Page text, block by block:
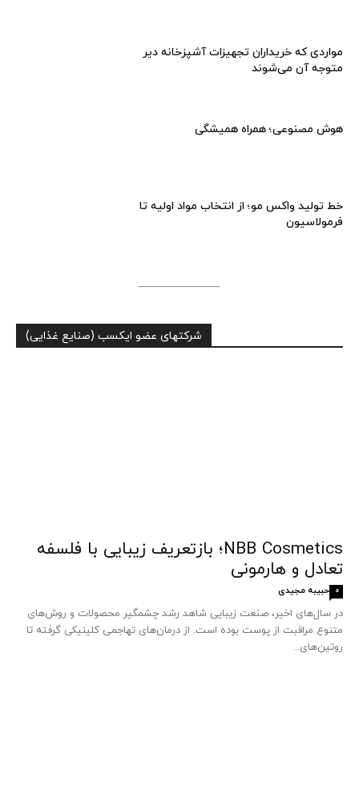
مواردی که خریداران تجهیزات آشپزخانه دیر
متوجه آن می‌شوند
هوش مصنوعی؛ همراه همیشگی
خط تولید واکس مو؛ از انتخاب مواد اولیه تا
فرمولاسیون
شرکتهای عضو ایکسب (صنایع غذایی)
NBB Cosmetics؛ بازتعریف زیبایی با فلسفه
تعادل و هارمونی
حبیبه مجیدی 0
در سال‌های اخیر، صنعت زیبایی شاهد رشد چشمگیر محصولات و روش‌های
متنوع مراقبت از پوست بوده است. از درمان‌های تهاجمی کلینیکی گرفته تا
روتین‌های...